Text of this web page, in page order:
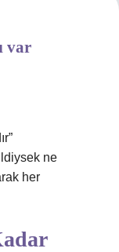
var
ne
her